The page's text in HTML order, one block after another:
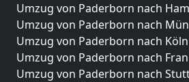
Umzug von Paderborn nach
Umzug von Paderborn nach
Umzug von Paderborn nach Köln
Umzug von Paderborn nach
Umzug von Paderborn nach